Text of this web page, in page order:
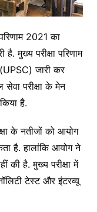
2021 का
मुख्य परीक्षा परिणाम
जारी कर
परीक्षा के मेन
है.
के नतीजों को आयोग
है. हालांकि आयोग ने
की है. मुख्य परीक्षा में
टेस्ट और इंटरव्यू